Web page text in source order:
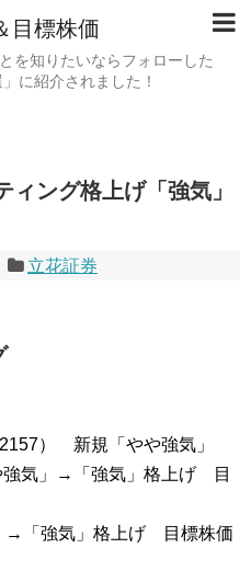
目標株価
を知りたいならフォローした
に紹介されました！
ィング格上げ「強気」
立花証券
） 新規「やや強気」
気」→「強気」格上げ 目
→「強気」格上げ 目標株価